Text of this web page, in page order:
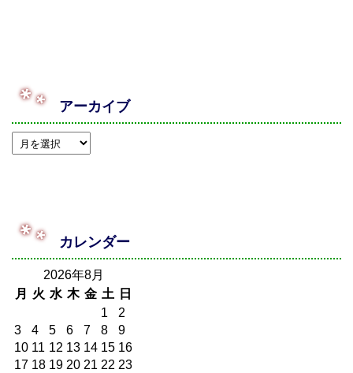
アーカイブ
カレンダー
2026年8月
月
火 水 木 金 土
日
1
2
3
4 5 6 7 8
9
10 11 12 13 14 15 16
17 18 19 20 21 22 23